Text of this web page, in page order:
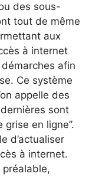
des sous-
tout de même
aux
à internet
afin
Ce système
appelle des
sont
grise en ligne”.
d’actualiser
à internet.
préalable,